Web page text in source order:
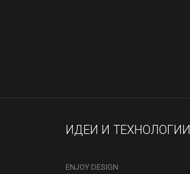
ИДЕИ И ТЕХНОЛОГИИ
ENJOY DESIGN